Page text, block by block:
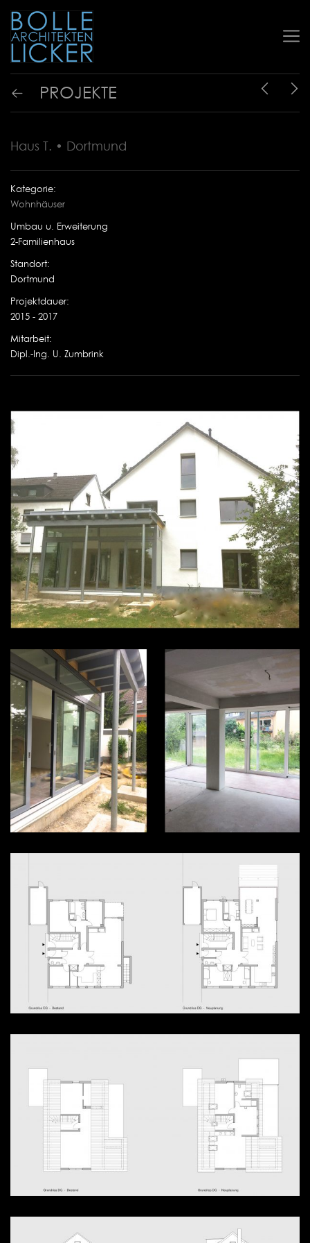
PROJEKTE
Haus T. • Dortmund
Kategorie:
Wohnhäuser
Umbau u. Erweiterung
2-Familienhaus
Standort:
Dortmund
Projektdauer:
2015 - 2017
Mitarbeit:
Dipl.-Ing. U. Zumbrink